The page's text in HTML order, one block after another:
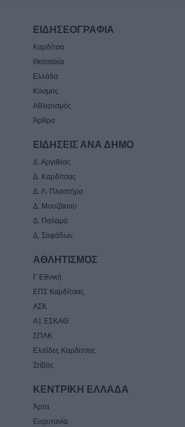
ΕΙΔΗΣΕΟΓΡΑΦΙΑ
Καρδίτσα
Θεσσαλία
Ελλάδα
Κόσμος
Αθλητισμός
Άρθρα
ΕΙΔΗΣΕΙΣ ΑΝΑ ΔΗΜΟ
Δ. Αργιθέας
Δ. Καρδίτσας
Δ. Λ. Πλαστήρα
Δ. Μουζάκιου
Δ. Παλαμά
Δ. Σοφάδων
ΑΘΛΗΤΙΣΜΟΣ
Γ Εθνική
ΕΠΣ Καρδίτσας
ΑΣΚ
Α1 ΕΣΚΑΘ
ΣΠΑΚ
Ελπίδες Καρδίτσας
Στίβος
ΚΕΝΤΡΙΚΗ ΕΛΛΑΔΑ
Άρτα
Ευρυτανία